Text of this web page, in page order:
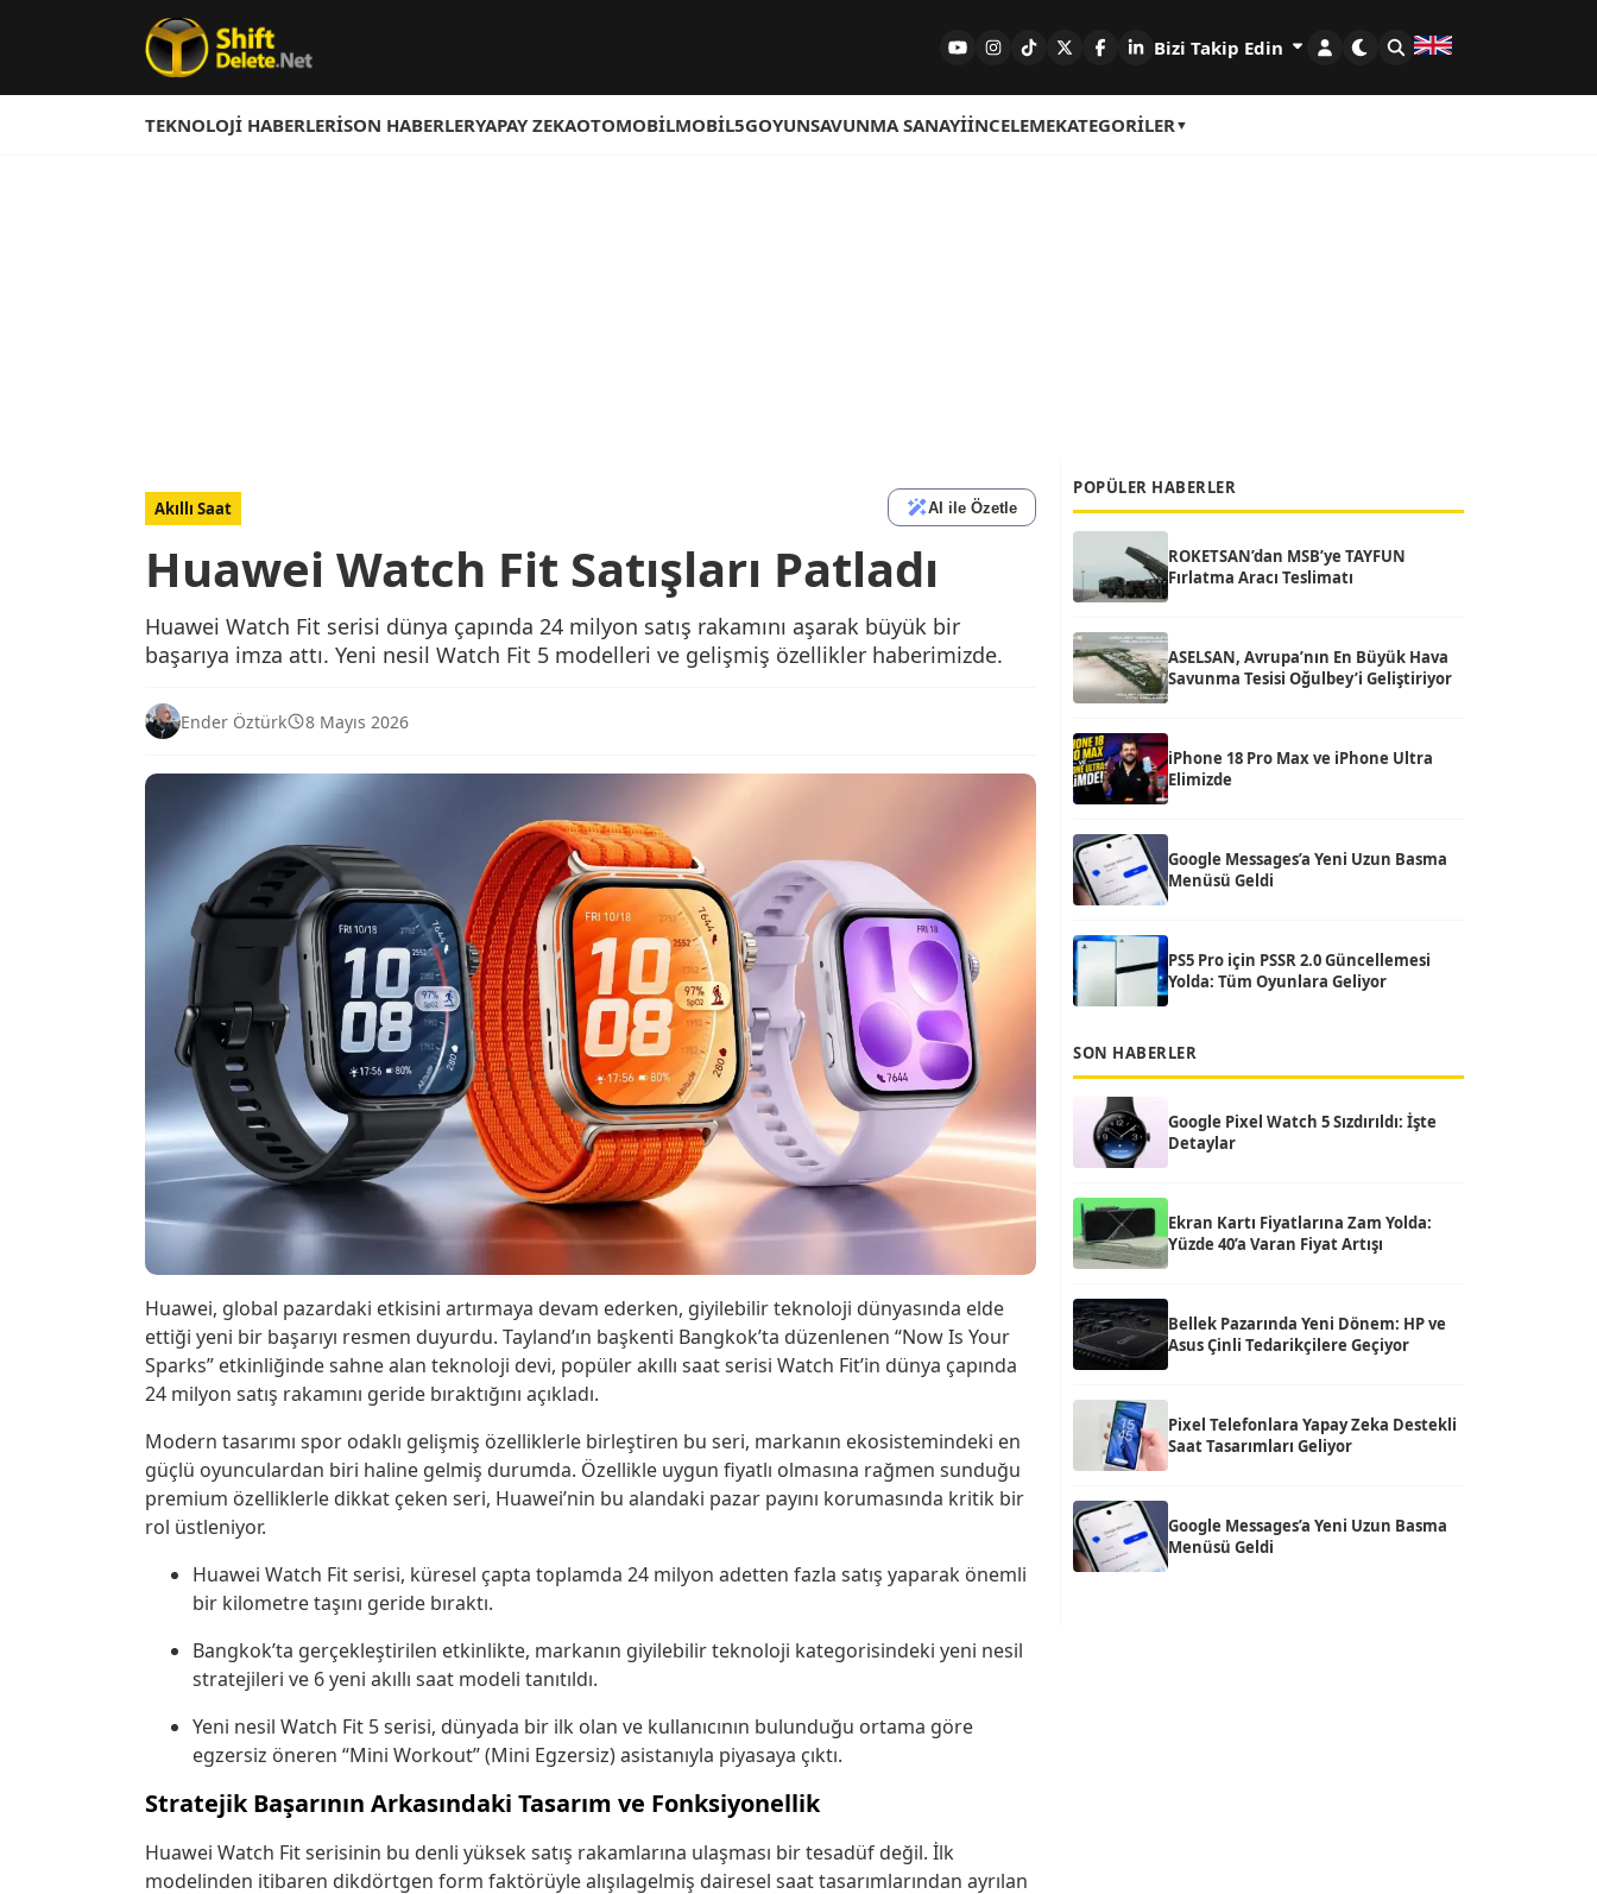
Bizi Takip Edin
TEKNOLOJI HABERLERISON HABERLERYAPAY ZEKAOTOMOBILMOBIL5GOYUNSAVUNMA SANAYIİNCELEMEKATEGORILER
Akıllı Saat AI ile Özetle
Huawei Watch Fit Satışları Patladı
Huawei Watch Fit serisi dünya çapında 24 milyon satış rakamını aşarak büyük bir
başarıya imza attı. Yeni nesil Watch Fit 5 modelleri ve gelişmiş özellikler haberimizde.
Ender Öztürk 8 Mayıs 2026
Huawei, global pazardaki etkisini artırmaya devam ederken, giyilebilir teknoloji dünyasında elde
ettiği yeni bir başarıyı resmen duyurdu. Tayland’ın başkenti Bangkok’ta düzenlenen “Now Is Your
Sparks” etkinliğinde sahne alan teknoloji devi, popüler akıllı saat serisi Watch Fit’in dünya çapında
24 milyon satış rakamını geride bıraktığını açıkladı.
Modern tasarımı spor odaklı gelişmiş özelliklerle birleştiren bu seri, markanın ekosistemindeki en
güçlü oyunculardan biri haline gelmiş durumda. Özellikle uygun fiyatlı olmasına rağmen sunduğu
premium özelliklerle dikkat çeken seri, Huawei’nin bu alandaki pazar payını korumasında kritik bir
rol üstleniyor.
Huawei Watch Fit serisi, küresel çapta toplamda 24 milyon adetten fazla satış yaparak önemli
bir kilometre taşını geride bıraktı.
Bangkok’ta gerçekleştirilen etkinlikte, markanın giyilebilir teknoloji kategorisindeki yeni nesil
stratejileri ve 6 yeni akıllı saat modeli tanıtıldı.
Yeni nesil Watch Fit 5 serisi, dünyada bir ilk olan ve kullanıcının bulunduğu ortama göre
egzersiz öneren “Mini Workout” (Mini Egzersiz) asistanıyla piyasaya çıktı.
Stratejik Başarının Arkasındaki Tasarım ve Fonksiyonellik
Huawei Watch Fit serisinin bu denli yüksek satış rakamlarına ulaşması bir tesadüf değil. İlk
modelinden itibaren dikdörtgen form faktörüyle alışılagelmiş dairesel saat tasarımlarından ayrılan
POPÜLER HABERLER
ROKETSAN’dan MSB’ye TAYFUN
Fırlatma Aracı Teslimatı
ASELSAN, Avrupa’nın En Büyük Hava
Savunma Tesisi Oğulbey’i Geliştiriyor
iPhone 18 Pro Max ve iPhone Ultra
Elimizde
Google Messages’a Yeni Uzun Basma
Menüsü Geldi
PS5 Pro için PSSR 2.0 Güncellemesi
Yolda: Tüm Oyunlara Geliyor
SON HABERLER
Google Pixel Watch 5 Sızdırıldı: İşte
Detaylar
Ekran Kartı Fiyatlarına Zam Yolda:
Yüzde 40’a Varan Fiyat Artışı
Bellek Pazarında Yeni Dönem: HP ve
Asus Çinli Tedarikçilere Geçiyor
Pixel Telefonlara Yapay Zeka Destekli
Saat Tasarımları Geliyor
Google Messages’a Yeni Uzun Basma
Menüsü Geldi